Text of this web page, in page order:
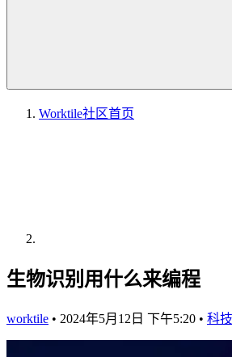
Worktile社区首页
生物识别用什么来编程
worktile • 2024年5月12日 下午5:20 • 科技